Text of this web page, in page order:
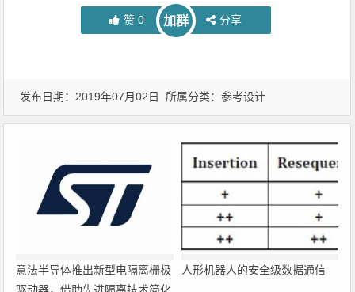
赞 0 加群 分享
发布日期：2019年07月02日 所属分类：参考设计
意法半导体推出新型电隔离栅极
驱动器，借助先进隔离技术简化
人形机器人的安全级数据通信